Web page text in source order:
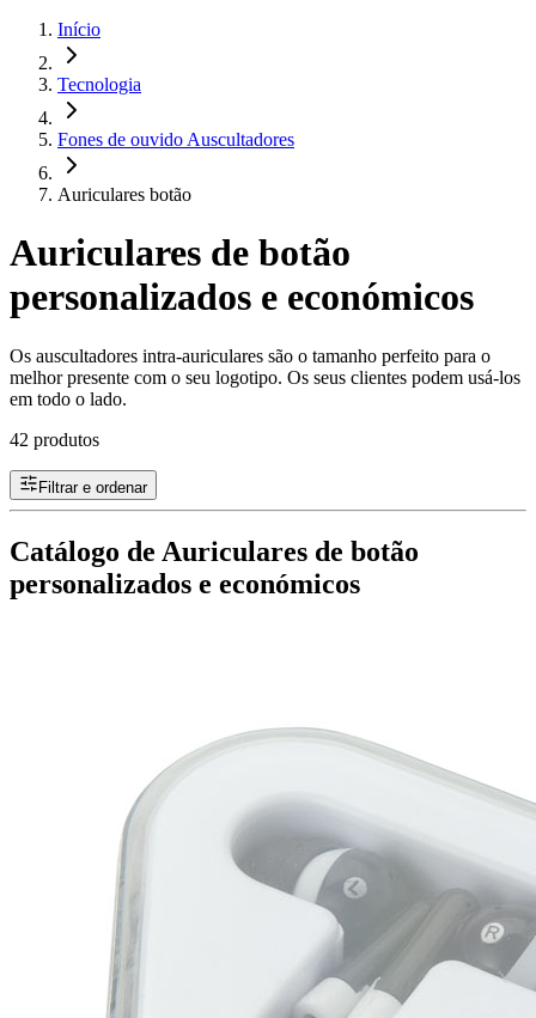
Início
Tecnologia
Fones de ouvido Auscultadores
Auriculares botão
Auriculares de botão
personalizados e económicos
Os auscultadores intra-auriculares são o tamanho perfeito para o
melhor presente com o seu logotipo. Os seus clientes podem usá-los
em todo o lado.
42 produtos
Filtrar e ordenar
Catálogo de Auriculares de botão
personalizados e económicos